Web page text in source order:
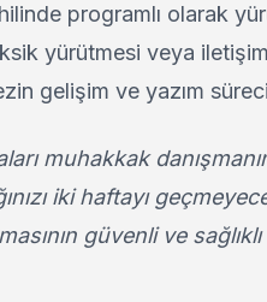
programlı olarak
yürütmesi veya
gelişim ve yazım
muhakkak
iki haftayı
güvenli ve